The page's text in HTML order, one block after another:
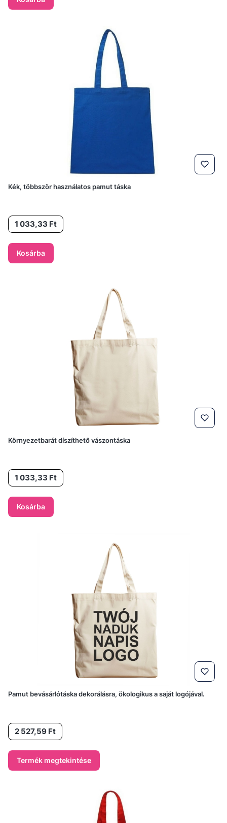
Kék, többször használatos pamut táska
Ár1 033,33 Ft
Kosárba
Környezetbarát díszíthető vászontáska
Ár1 033,33 Ft
Kosárba
Pamut bevásárlótáska dekorálásra, ökologikus a saját logójával.
Ár2 527,59 Ft
Termék megtekintése